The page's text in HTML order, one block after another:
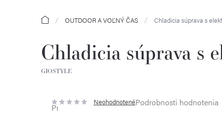
DomovOUTDOOR A VOĽNÝ ČAS Chladicia súprava s
Chladicia súprava s
GIOSTYLE
Priemerné
hodnotenie
NeohodnotenéPodrobnosti hodnotenia